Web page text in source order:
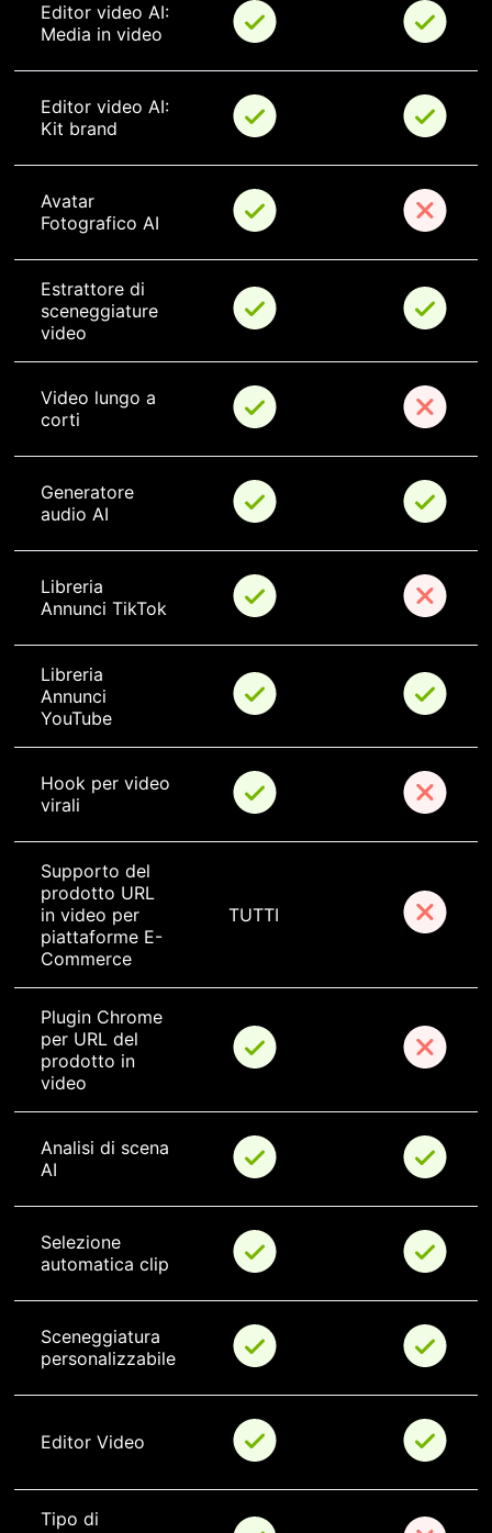
Editor video AI:
Media in video
Editor video AI:
Kit brand
Avatar
Fotografico AI
Estrattore di
sceneggiature
video
Video lungo a
corti
Generatore
audio AI
Libreria
Annunci TikTok
Libreria
Annunci
YouTube
Hook per video
virali
Supporto del
prodotto URL
in video per
piattaforme E-
Commerce
TUTTI
Plugin Chrome
per URL del
prodotto in
video
Analisi di scena
AI
Selezione
automatica clip
Sceneggiatura
personalizzabile
Editor Video
Tipo di